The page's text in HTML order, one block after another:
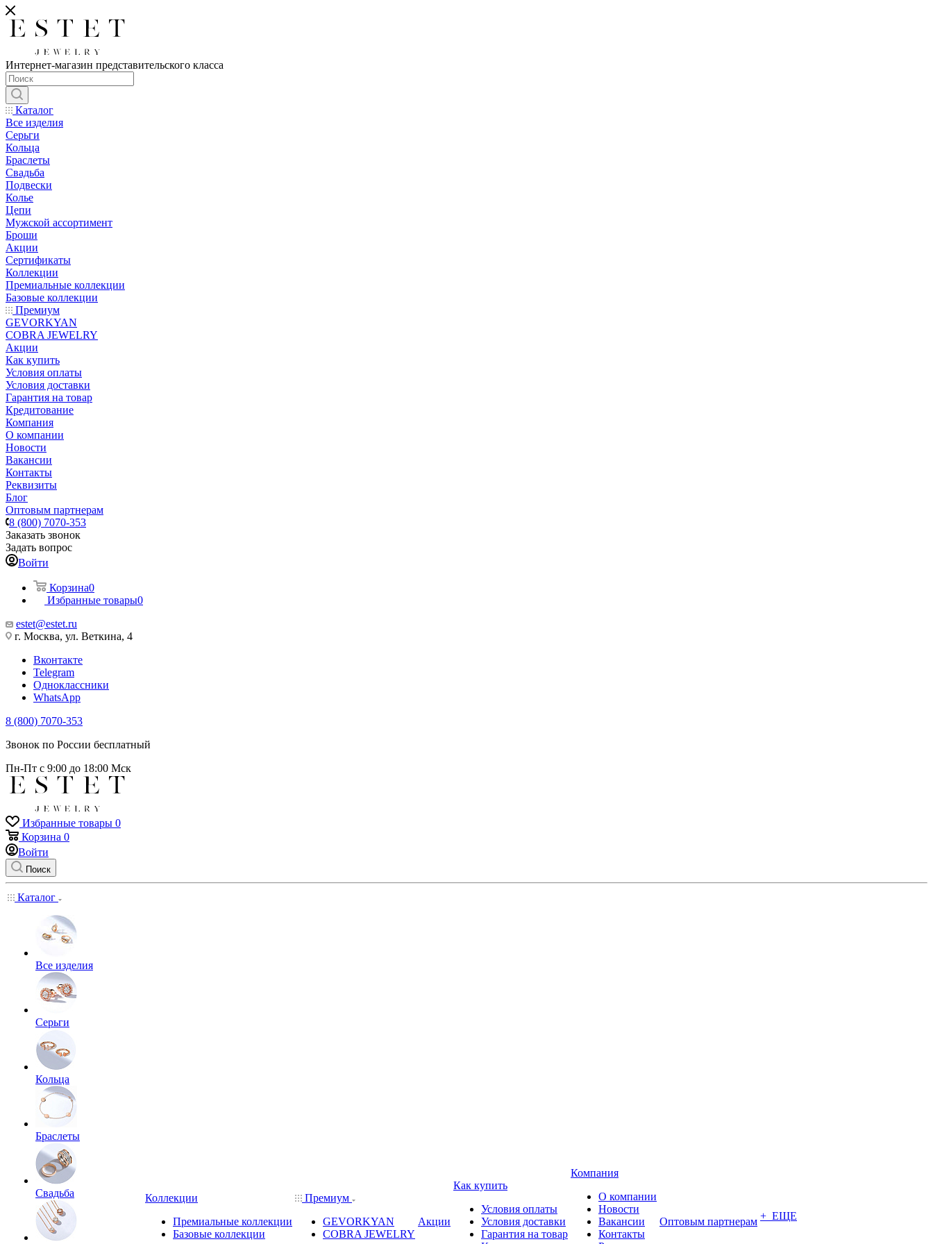
Интернет-магазин представительского класса
Каталог
Все изделия
Серьги
Кольца
Браслеты
Свадьба
Подвески
Колье
Цепи
Мужской ассортимент
Броши
Акции
Сертификаты
Коллекции
Премиальные коллекции
Базовые коллекции
Премиум
GEVORKYAN
COBRA JEWELRY
Акции
Как купить
Условия оплаты
Условия доставки
Гарантия на товар
Кредитование
Компания
О компании
Новости
Вакансии
Контакты
Реквизиты
Блог
Оптовым партнерам
8 (800) 7070-353
Заказать звонок
Задать вопрос
Войти
Корзина0
Избранные товары0
estet@estet.ru
г. Москва, ул. Веткина, 4
Вконтакте
Telegram
Одноклассники
WhatsApp
8 (800) 7070-353
Звонок по России бесплатный
Пн-Пт с 9:00 до 18:00 Мск
Избранные товары 0
Корзина 0
Войти
Поиск
Каталог
Все изделия
Серьги
Кольца
Браслеты
Свадьба
Коллекции
Премиальные коллекции
Базовые коллекции
Премиум
GEVORKYAN
COBRA JEWELRY
Акции
Как купить
Условия оплаты
Условия доставки
Гарантия на товар
Компания
О компании
Новости
Вакансии
Контакты
Оптовым партнерам + ЕЩЕ